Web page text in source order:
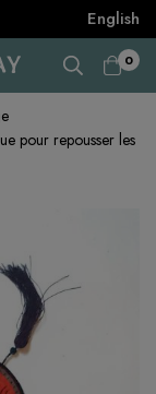
English
0
pour repousser les